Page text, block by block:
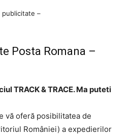
publicitate –
Posta Romana –
TRACK & TRACE. Ma puteti
vă oferă posibilitatea de
României) a expedierilor